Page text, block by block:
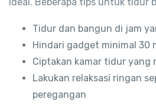
Tidur dan bangun di jam
Hindari gadget minimal 30
Ciptakan kamar tidur yang
Lakukan relaksasi ringan
peregangan